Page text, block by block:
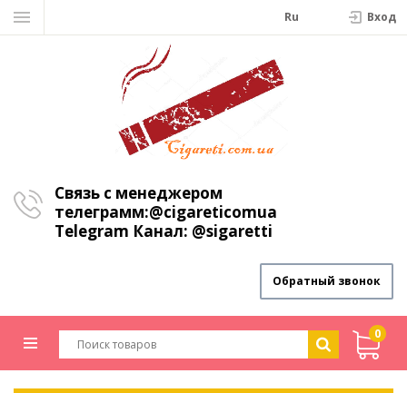
Ru Вход
Связь с менеджером
телеграмм:@cigareticomua
Telegram Канал: @sigaretti
Обратный звонок
0